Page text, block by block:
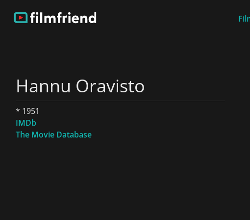
Hannu Oravisto
* 1951
IMDb
The Movie Database